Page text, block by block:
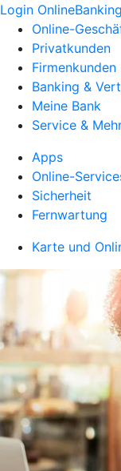
Login OnlineBanking
Online-
Privatkunden
Firmenkunden
Banking &
Meine Bank
Service &
Apps
Online-
Sicherheit
Fernwartung
Karte und